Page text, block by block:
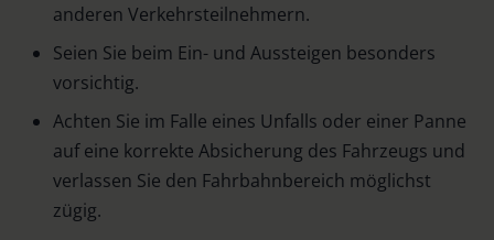
anderen Verkehrsteilnehmern.
Seien Sie beim Ein- und Aussteigen besonders
vorsichtig.
Achten Sie im Falle eines Unfalls oder einer Panne
auf eine korrekte Absicherung des Fahrzeugs und
verlassen Sie den Fahrbahnbereich möglichst
zügig.